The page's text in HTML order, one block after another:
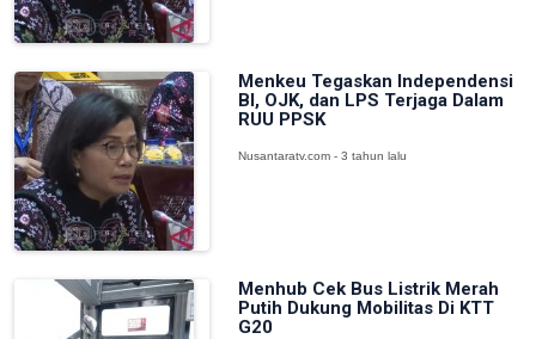
Menkeu Tegaskan Independensi
BI, OJK, dan LPS Terjaga Dalam
RUU PPSK
Nusantaratv.com - 3 tahun lalu
Menhub Cek Bus Listrik Merah
Putih Dukung Mobilitas Di KTT
G20